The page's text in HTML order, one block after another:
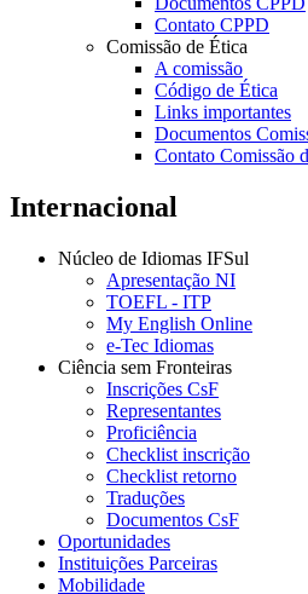
Contato CPPD
Comissão de Ética
A comissão
Código de Ética
Links importantes
Documentos
Contato Comissão
Internacional
Núcleo de Idiomas IFSul
Apresentação NI
TOEFL - ITP
My English Online
e-Tec Idiomas
Ciência sem Fronteiras
Inscrições CsF
Representantes
Proficiência
Checklist inscrição
Checklist retorno
Traduções
Documentos CsF
Oportunidades
Instituições Parceiras
Mobilidade